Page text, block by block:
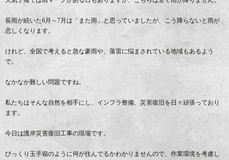
長雨が続いた6月～7月は「また雨」と思っていましたが、こう降らないと雨が
恋しくなります。
けれど、全国で考えると急な豪雨や、落雷に悩まされている地域もあるよう
で。
なかなか難しい問題ですね。
私たちはそんな自然を相手にし、インフラ整備、災害復旧を日々頑張っており
ます。
今日は護岸災害復旧工事の現場です。
びっくり玉手箱のように何が住んでるかわかりませんので、作業環境を考慮し